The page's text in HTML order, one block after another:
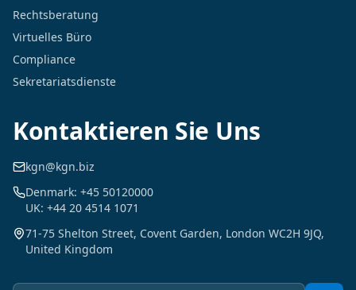
Rechtsberatung
Virtuelles Büro
Compliance
Sekretariatsdienste
Kontaktieren Sie Uns
kgn@kgn.biz
Denmark: +45 50120000
UK: +44 20 4514 1071
71-75 Shelton Street, Covent Garden, London WC2H 9JQ,
United Kingdom